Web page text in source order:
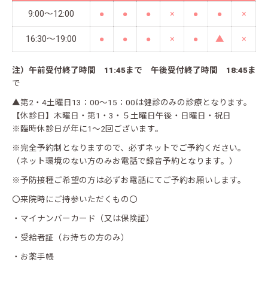
9:00〜12:00 ● ● ● × ● ● ×
16:30〜19:00 ● ● ● × ● ▲ ×
注）午前受付終了時間 11:45まで 午後受付終了時間 18:45ま
で
▲第2・4土曜日13：00～15：00は健診のみの診療となります。
【休診日】木曜日・第1・3・５土曜日午後・日曜日・祝日
※臨時休診日が年に1～2回ございます。
※完全予約制となりますので、必ずネットでご予約ください。
（ネット環境のない方のみお電話で録音予約となります。）
※予防接種ご希望の方は必ずお電話にてご予約お願いします。
〇来院時にご持参いただくもの〇
・マイナンバーカード（又は保険証）
・受給者証（お持ちの方のみ）
・お薬手帳